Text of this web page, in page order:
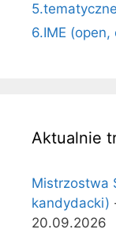
5.tematyczne
6.IME (open,
Aktualnie
Mistrzostwa
kandydacki)
20.09.2026